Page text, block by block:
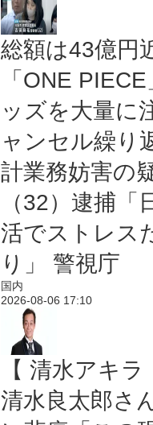
総額は43億円
「ONE
ッズを大量に
ャンセル繰り
計業務妨害の
（32）逮捕「
活でストレス
り」 警視庁
国内
2026-08-06 17:10
【 清水アキラ
清水良太郎さ